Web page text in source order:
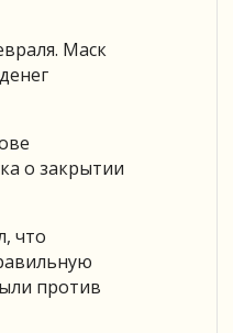
Маск
о закрытии
что
против